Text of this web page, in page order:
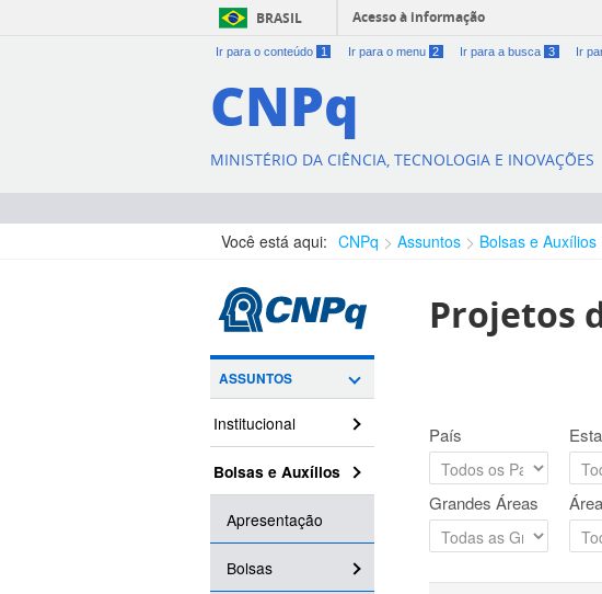
BRASIL Acesso à informação
Ir para o conteúdo 1 Ir para o menu 2 Ir para a busca 3 Ir
CNPq
MINISTÉRIO DA CIÊNCIA, TECNOLOGIA E INOVAÇÕES
Você está aqui: CNPq Assuntos Bolsas e Auxílios
ASSUNTOS
Institucional
Bolsas e Auxílios
Apresentação
Bolsas
Projetos
País
Grandes Áreas